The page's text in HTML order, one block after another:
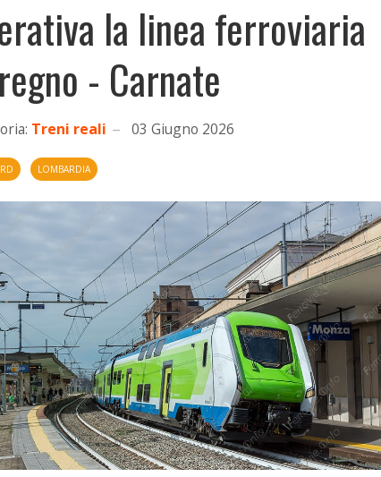
la linea ferroviaria
- Carnate
Treni reali 03 Giugno 2026
LOMBARDIA